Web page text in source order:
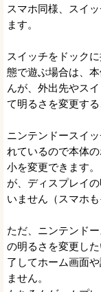
スマホ同様、スイ
ます。
スイッチをドック
態で遊ぶ場合は、
んが、外出先やス
て明るさを変更する
ニンテンドースイ
れているので本体
小を変更できます。
が、ディスプレイ
いません（スマホも
ただ、ニンテンド
の明るさを変更し
了してホーム画面
ません。